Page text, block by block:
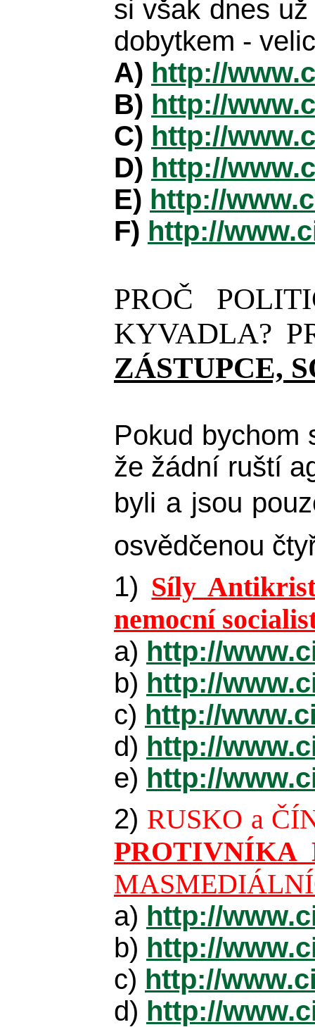
si však dnes
dobytkem -
A) http://
B) http://
C) http://
D) http://
E) http://
F) http://
PROČ
KYVADLA?
ZÁSTUPCE,
Pokud bychom
že žádní ruští
byli a jsou
osvědčenou
1) Síly
nemocní
a) http://
b) http://
c) http://
d) http://
e) http://
2) RUSKO a
a) http://
b) http://
c) http://
d) http://